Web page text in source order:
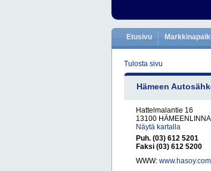
Etusivu
Tulosta sivu
Hämeen
Hattelmalantie 16
13100 HÄMEENLINNA
Näytä kartalla
Puh. (03) 612 5201
Faksi (03) 612 5200
WWW: www.hasoy.com